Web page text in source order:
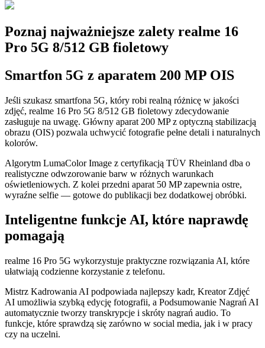
Poznaj najważniejsze zalety realme 16
Pro 5G 8/512 GB fioletowy
Smartfon 5G z aparatem 200 MP OIS
Jeśli szukasz smartfona 5G, który robi realną różnicę w jakości
zdjęć, realme 16 Pro 5G 8/512 GB fioletowy zdecydowanie
zasługuje na uwagę. Główny aparat 200 MP z optyczną stabilizacją
obrazu (OIS) pozwala uchwycić fotografie pełne detali i naturalnych
kolorów.
Algorytm LumaColor Image z certyfikacją TÜV Rheinland dba o
realistyczne odwzorowanie barw w różnych warunkach
oświetleniowych. Z kolei przedni aparat 50 MP zapewnia ostre,
wyraźne selfie — gotowe do publikacji bez dodatkowej obróbki.
Inteligentne funkcje AI, które naprawdę
pomagają
realme 16 Pro 5G wykorzystuje praktyczne rozwiązania AI, które
ułatwiają codzienne korzystanie z telefonu.
Mistrz Kadrowania AI podpowiada najlepszy kadr, Kreator Zdjęć
AI umożliwia szybką edycję fotografii, a Podsumowanie Nagrań AI
automatycznie tworzy transkrypcje i skróty nagrań audio. To
funkcje, które sprawdzą się zarówno w social media, jak i w pracy
czy na uczelni.